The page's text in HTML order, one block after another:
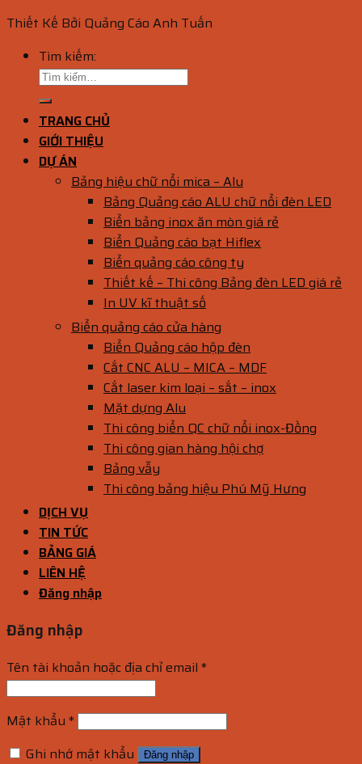
Thiết Kế Bởi Quảng Cáo Anh Tuấn
Tìm kiếm:
TRANG CHỦ
GIỚI THIỆU
DỰ ÁN
Bảng hiệu chữ nổi mica – Alu
Bảng Quảng cáo ALU chữ nổi đèn LED
Biển bảng inox ăn mòn giá rẻ
Biển Quảng cáo bạt Hiflex
Biển quảng cáo công ty
Thiết kế – Thi công Bảng đèn LED giá rẻ
In UV kĩ thuật số
Biển quảng cáo cửa hàng
Biển Quảng cáo hộp đèn
Cắt CNC ALU – MICA – MDF
Cắt laser kim loại – sắt – inox
Mặt dựng Alu
Thi công biển QC chữ nổi inox-Đồng
Thi công gian hàng hội chợ
Bảng vẫy
Thi công bảng hiệu Phú Mỹ Hưng
DỊCH VỤ
TIN TỨC
BẢNG GIÁ
LIÊN HỆ
Đăng nhập
Đăng nhập
Tên tài khoản hoặc địa chỉ email *
Mật khẩu *
Ghi nhớ mật khẩu
Đăng nhập